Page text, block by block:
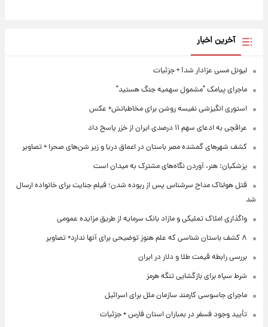
آخرین اخبار
لیونل مسی عزادار شد! + جزئیات
ماجرای پیامک "مشمول سهمیه جنگ هستید"
استوری انگیزشی نفیسه روشن برای مخاطبانش+ عکس
عراقچی به ادعای سهم ۱۱ درصدی ایران از خزر پاسخ داد
کشف شهرهای گمشده مصر باستان در اعماق دریا و زیر شن‌های صحرا + تصاویر
پزشکیان: هنر، آوردن نگاه‌های مشترک به میدان است
قتل هولناک مداح سرشناس پس از ربوده شدن؛ فیلم جنایت برای خانواده ارسال
شد
واگذاری املاک تملیکی و مازاد بانک سرمایه از طریق مزایده عمومی
۸ کشف باستان شناسی که علم هنوز توضیحی برای آنها ندارد+ تصاویر
بررسی رابطه قیمت طلا و دلار در ایران
شرط سپاه برای بازگشایی تنگه هرمز
ماجرای جاسوسی کارمند سازمان ملل برای اسرائیل
تأیید وجود فسفر در بمباران استان فارس + جزئیات